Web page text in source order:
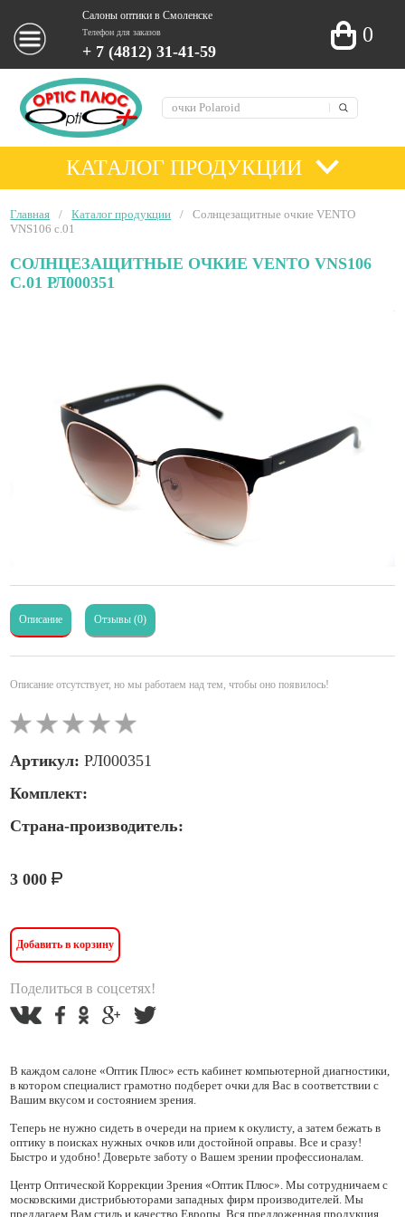
Салоны оптики в Смоленске
Телефон для заказов
+ 7 (4812) 31-41-59
0
КАТАЛОГ ПРОДУКЦИИ
Главная / Каталог продукции /
Солнцезащитные очкие VENTO
VNS106 c.01
СОЛНЦЕЗАЩИТНЫЕ ОЧКИЕ VENTO VNS106
C.01 РЛ000351
Описание Отзывы (0)
Описание отсутствует, но мы работаем над тем, чтобы оно появилось!
Артикул: РЛ000351
Комплект:
Страна-производитель:
3 000
Добавить в корзину
Поделиться в соцсетях!
В каждом салоне «Оптик Плюс» есть кабинет компьютерной диагностики,
в котором специалист грамотно подберет очки для Вас в соответствии с
Вашим вкусом и состоянием зрения.
Теперь не нужно сидеть в очереди на прием к окулисту, а затем бежать в
оптику в поисках нужных очков или достойной оправы. Все и сразу!
Быстро и удобно! Доверьте заботу о Вашем зрении профессионалам.
Центр Оптической Коррекции Зрения «Оптик Плюс». Мы сотрудничаем с
московскими дистрибьюторами западных фирм производителей. Мы
предлагаем Вам стиль и качество Европы. Вся предложенная продукция